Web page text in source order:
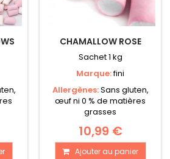
CHAMALLOW ROSE
Sachet 1 kg
Marque:fini
Allergènes:Sans gluten,
œuf ni 0 % de matières
grasses
10,99 €
Ajouter au panier